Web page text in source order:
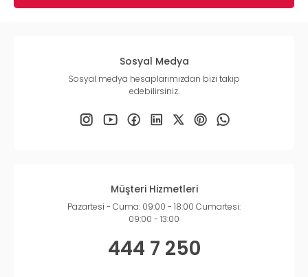
Sosyal Medya
Sosyal medya hesaplarımızdan bizi takip
edebilirsiniz.
Müşteri Hizmetleri
Pazartesi - Cuma: 09:00 - 18:00 Cumartesi:
09:00 - 13:00
444 7 250